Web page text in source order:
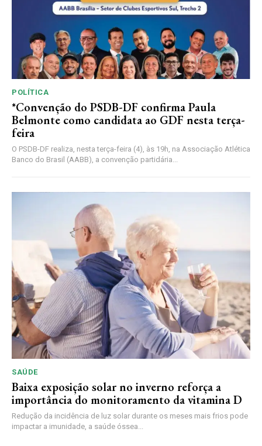
POLÍTICA
*Convenção do PSDB-DF confirma Paula
Belmonte como candidata ao GDF nesta terça-
feira
O PSDB-DF realiza, nesta terça-feira (4), às 19h, na Associação Atlética
Banco do Brasil (AABB), a convenção partidária...
SAÚDE
Baixa exposição solar no inverno reforça a
importância do monitoramento da vitamina D
Redução da incidência de luz solar durante os meses mais frios pode
impactar a imunidade, a saúde óssea...